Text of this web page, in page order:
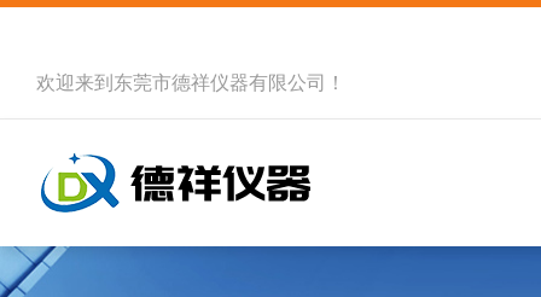
欢迎来到 东莞市德祥仪器有限公司 ！